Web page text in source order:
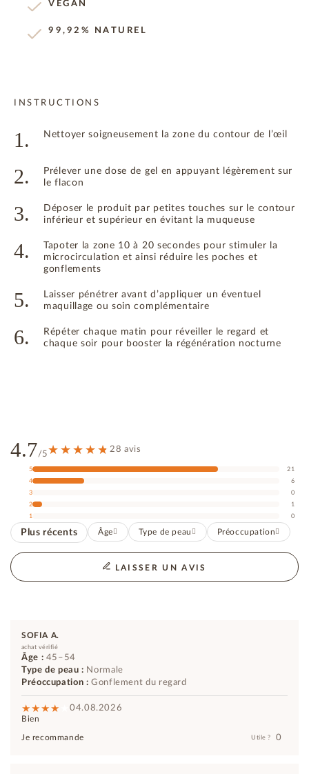
VEGAN
99,92% NATUREL
INSTRUCTIONS
1. Nettoyer soigneusement la zone du contour de l’œil
2.
Prélever une dose de gel en appuyant légèrement sur
le flacon
3.
Déposer le produit par petites touches sur le contour
inférieur et supérieur en évitant la muqueuse
4.
Tapoter la zone 10 à 20 secondes pour stimuler la
microcirculation et ainsi réduire les poches et
gonflements
5.
Laisser pénétrer avant d’appliquer un éventuel
maquillage ou soin complémentaire
6.
Répéter chaque matin pour réveiller le regard et
chaque soir pour booster la régénération nocturne
4.7/5 28 avis
5
21
4
6
3
0
2
1
1
0
Plus récents Âge Type de peau Préoccupation
LAISSER UN AVIS
SOFIA A.
achat vérifié
Âge : 45–54
Type de peau : Normale
Préoccupation : Gonflement du regard
04.08.2026
Bien
Je recommande Utile ? 0